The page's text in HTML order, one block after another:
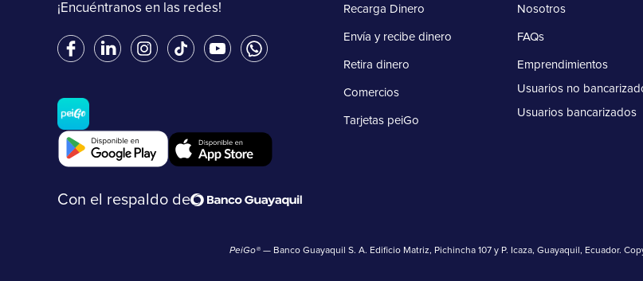
¡Encuéntranos en las redes!
Con el respaldo de
Recarga Dinero
Envía y recibe dinero
Retira dinero
Comercios
Tarjetas peiGo
Nosotros
FAQs
Emprendimientos
Usuarios no
Usuarios bancarizados
PeiGo®— Banco Guayaquil S. A. Edificio Matriz, Pichincha 107 y P. Icaza, Guayaquil, Ecuador.